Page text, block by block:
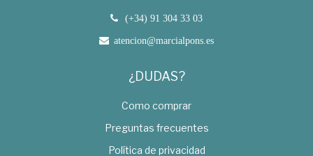
(+34) 91 304 33 03
atencion@marcialpons.es
¿DUDAS?
Como comprar
Preguntas frecuentes
Política de privacidad